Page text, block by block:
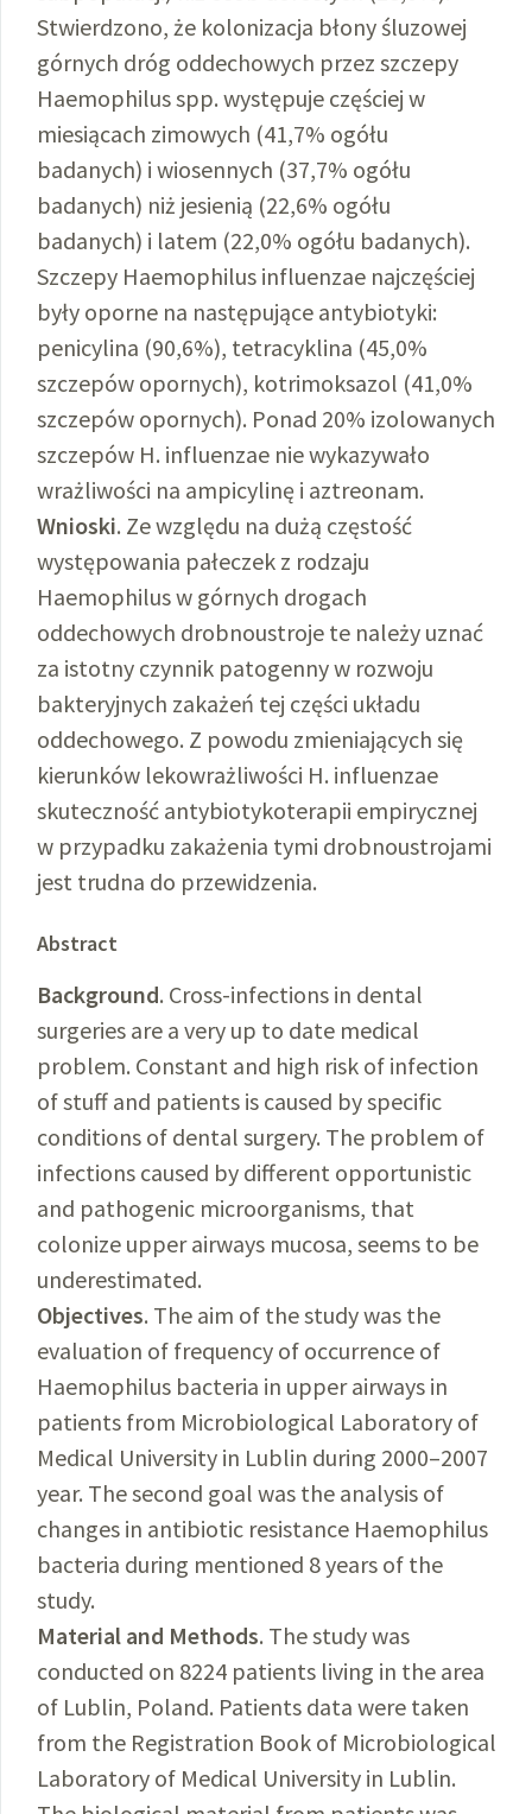
Stwierdzono, że kolonizacja błony śluzowej
górnych dróg oddechowych przez szczepy
Haemophilus spp. występuje częściej w
miesiącach zimowych (41,7% ogółu
badanych) i wiosennych (37,7% ogółu
badanych) niż jesienią (22,6% ogółu
badanych) i latem (22,0% ogółu badanych).
Szczepy Haemophilus influenzae najczęściej
były oporne na następujące antybiotyki:
penicylina (90,6%), tetracyklina (45,0%
szczepów opornych), kotrimoksazol (41,0%
szczepów opornych). Ponad 20% izolowanych
szczepów H. influenzae nie wykazywało
wrażliwości na ampicylinę i aztreonam.
Wnioski. Ze względu na dużą częstość
występowania pałeczek z rodzaju
Haemophilus w górnych drogach
oddechowych drobnoustroje te należy uznać
za istotny czynnik patogenny w rozwoju
bakteryjnych zakażeń tej części układu
oddechowego. Z powodu zmieniających się
kierunków lekowrażliwości H. influenzae
skuteczność antybiotykoterapii empirycznej
w przypadku zakażenia tymi drobnoustrojami
jest trudna do przewidzenia.
Abstract
Background. Cross-infections in dental
surgeries are a very up to date medical
problem. Constant and high risk of infection
of stuff and patients is caused by specific
conditions of dental surgery. The problem of
infections caused by different opportunistic
and pathogenic microorganisms, that
colonize upper airways mucosa, seems to be
underestimated.
Objectives. The aim of the study was the
evaluation of frequency of occurrence of
Haemophilus bacteria in upper airways in
patients from Microbiological Laboratory of
Medical University in Lublin during 2000–2007
year. The second goal was the analysis of
changes in antibiotic resistance Haemophilus
bacteria during mentioned 8 years of the
study.
Material and Methods. The study was
conducted on 8224 patients living in the area
of Lublin, Poland. Patients data were taken
from the Registration Book of Microbiological
Laboratory of Medical University in Lublin.